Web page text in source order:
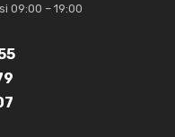
09:00 – 19:00